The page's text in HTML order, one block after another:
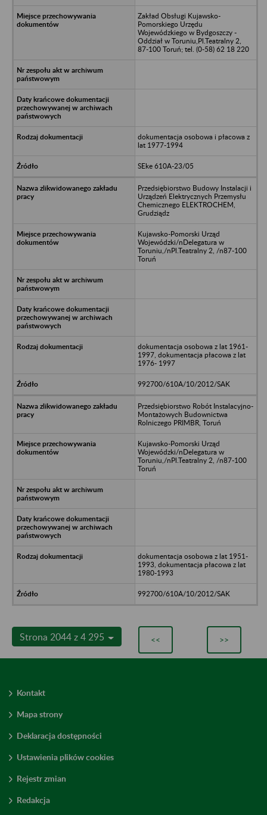
Zakład Obsługi Kujawsko-
Pomorskiego Urzędu
Wojewódzkiego w Bydgoszczy -
Oddział w Toruniu,Pl.Teatralny 2,
87-100 Toruń; tel. (0-58) 62 18 220
dokumentacja osobowa i płacowa z
lat 1977-1994
SEke 610A-23/05
Przedsiębiorstwo Budowy Instalacji i
Urządzeń Elektrycznych Przemysłu
Chemicznego ELEKTROCHEM,
Grudziądz
Kujawsko-Pomorski Urząd
Wojewódzki/nDelegatura w
Toruniu,/nPl.Teatralny 2, /n87-100
Toruń
dokumentacja osobowa z lat 1961-
1997, dokumentacja płacowa z lat
1976- 1997
992700/610A/10/2012/SAK
Przedsiębiorstwo Robót Instalacyjno-
Montażowych Budownictwa
Rolniczego PRIMBR, Toruń
Kujawsko-Pomorski Urząd
Wojewódzki/nDelegatura w
Toruniu,/nPl.Teatralny 2, /n87-100
Toruń
dokumentacja osobowa z lat 1951-
1993, dokumentacja płacowa z lat
1980-1993
992700/610A/10/2012/SAK
Strona 2044 z 4 295 << >>
Kontakt
Mapa strony
Deklaracja dostępności
Ustawienia plików cookies
Rejestr zmian
Redakcja